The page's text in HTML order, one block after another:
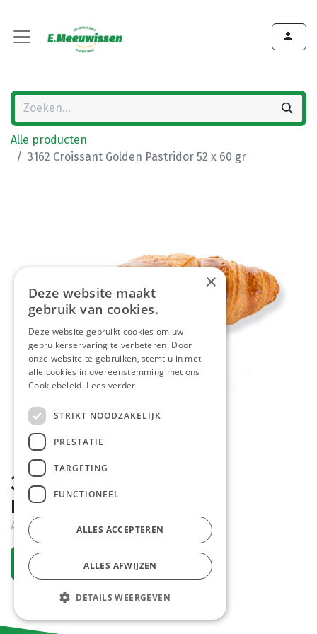
Alle producten
3162 Croissant Golden Pastridor 52 x 60 gr
3162 Croissant Golden
Pastridor 52 x 60 gr
Actief
Vraag een account aan
×
Deze website maakt
gebruik van cookies.
Deze website gebruikt cookies om uw
gebruikerservaring te verbeteren. Door
onze website te gebruiken, stemt u in met
alle cookies in overeenstemming met ons
Cookiebeleid. Lees verder
STRIKT NOODZAKELIJK
PRESTATIE
TARGETING
FUNCTIONEEL
ALLES ACCEPTEREN
ALLES AFWIJZEN
DETAILS WEERGEVEN